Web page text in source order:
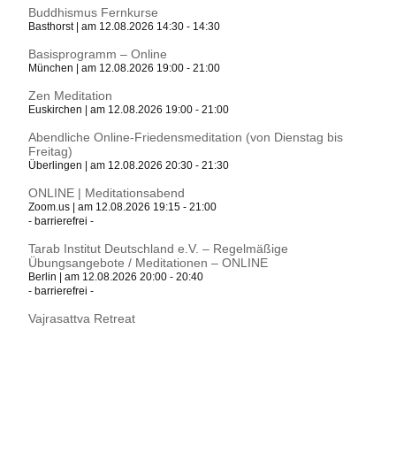
Buddhismus Fernkurse
Basthorst | am 12.08.2026 14:30 - 14:30
Basisprogramm – Online
München | am 12.08.2026 19:00 - 21:00
Zen Meditation
Euskirchen | am 12.08.2026 19:00 - 21:00
Abendliche Online-Friedensmeditation (von Dienstag bis
Freitag)
Überlingen | am 12.08.2026 20:30 - 21:30
ONLINE | Meditationsabend
Zoom.us | am 12.08.2026 19:15 - 21:00
- barrierefrei -
Tarab Institut Deutschland e.V. – Regelmäßige
Übungsangebote / Meditationen – ONLINE
Berlin | am 12.08.2026 20:00 - 20:40
- barrierefrei -
Vajrasattva Retreat